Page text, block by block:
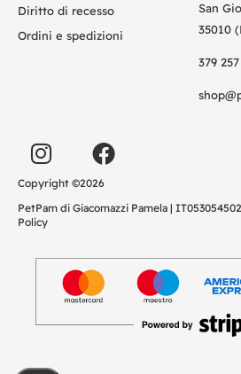
Diritto di recesso
Ordini e spedizioni
San
35010
379
Copyright ©2026
PetPam di Giacomazzi Pamela |
Policy